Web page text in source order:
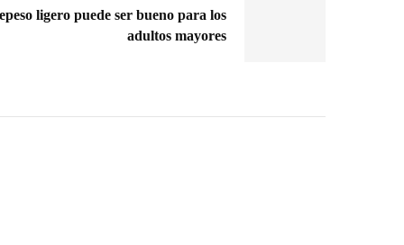
ligero puede ser bueno para los
adultos mayores